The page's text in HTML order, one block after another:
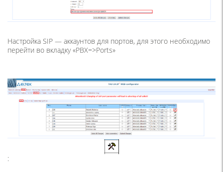
Настройка SIP — аккаунтов для портов, для этого необходимо
перейти во вкладку «PBX=>Ports»
: